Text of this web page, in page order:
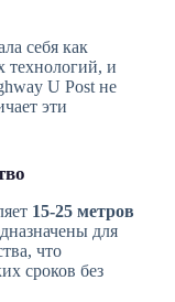
себя как
технологий, и
U Post не
эти
15-25 метров
для
что
сроков без